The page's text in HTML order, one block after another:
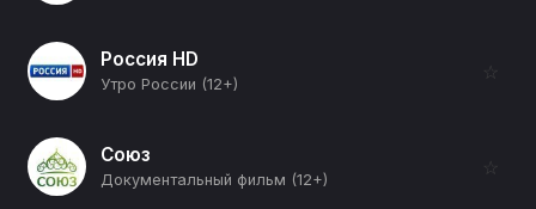
Россия HD
Утро России (12+)
☆
Союз
Документальный фильм (12+)
☆